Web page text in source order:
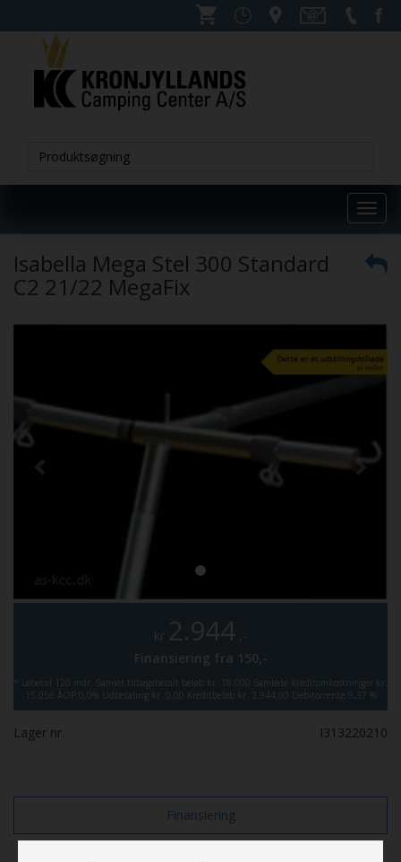
Isabella Mega Stel 300 Standard
C2 21/22 MegaFix
kr 2.944 ,-
Finansiering fra 150,-
* Løbetid 120 mdr. Samlet tilbagebetalt beløb kr. 18.000
Samlede Kreditomkostninger kr.
15.056 ÅOP 0,0% Udbetaling kr. 0,00 Kreditbeløb kr. 2.944,00 Debitorrente 9,37 %
Lager nr. I313220210
Finansiering